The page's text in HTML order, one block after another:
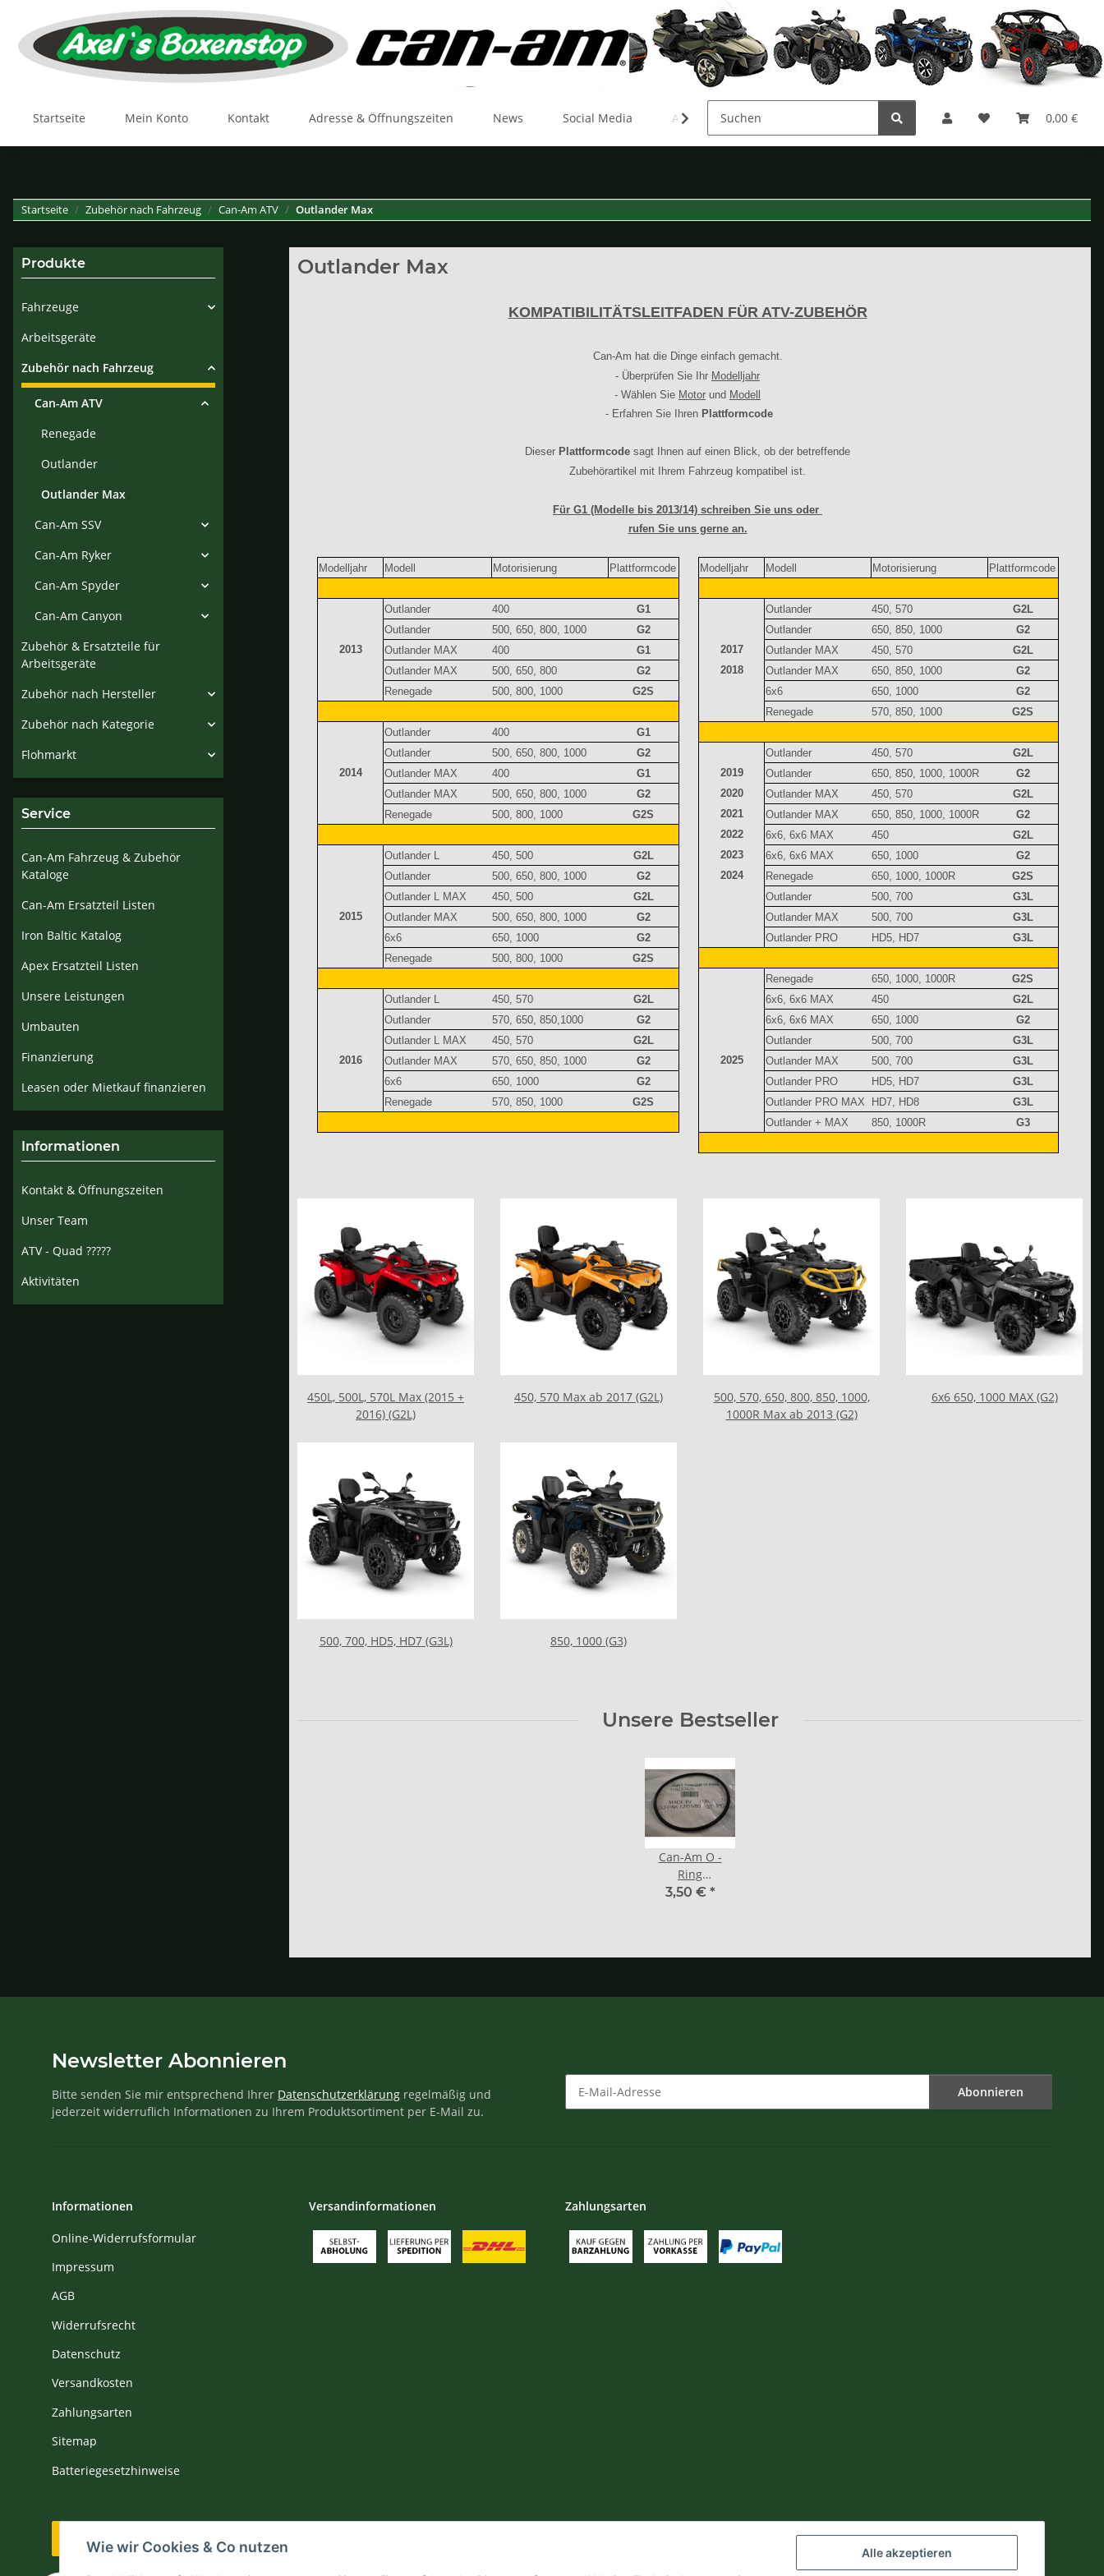
Alle akzeptieren
Wie wir Cookies & Co nutzen
0,00 €
Startseite Mein Konto Kontakt Adresse & Öffnungszeiten News Social Media Aktionen
Startseite Zubehör nach Fahrzeug Can-Am ATV Outlander Max
Outlander Max
KOMPATIBILITÄTSLEITFADEN FÜR ATV-ZUBEHÖR
Can-Am hat die Dinge einfach gemacht.
- Überprüfen Sie Ihr Modelljahr
- Wählen Sie Motor und Modell
- Erfahren Sie Ihren Plattformcode
Dieser Plattformcode sagt Ihnen auf einen Blick, ob der betreffende
Zubehörartikel mit Ihrem Fahrzeug kompatibel ist.
Für G1 (Modelle bis 2013/14) schreiben Sie uns oder
rufen Sie uns gerne an.
Modelljahr Modell Motorisierung Plattformcode Modelljahr Modell Motorisierung Plattformcode
Outlander 400 G1 Outlander 450, 570
G2L
Outlander
500, 650, 800, 1000 G2 Outlander 650, 850, 1000
G2
2013
Outlander MAX 400 G1 2017 Outlander MAX 450, 570
G2L
Outlander MAX
500, 650, 800 G2 2018 Outlander MAX 650, 850, 1000
G2
Renegade
500, 800, 1000 G2S 6x6 650, 1000
G2
Renegade
570, 850, 1000
G2S
Outlander
400
G1
Outlander
500, 650, 800, 1000 G2 Outlander 450, 570
G2L
2014
Outlander MAX 400 G1 2019 Outlander 650, 850, 1000, 1000R
G2
Outlander MAX
500, 650, 800, 1000 G2 2020 Outlander MAX 450, 570
G2L
Renegade
500, 800, 1000 G2S 2021 Outlander MAX 650, 850, 1000, 1000R
G2
2022
6x6, 6x6 MAX 450
G2L
Outlander L
450, 500 G2L 2023 6x6, 6x6 MAX 650, 1000
G2
Outlander
500, 650, 800, 1000 G2 2024 Renegade 650, 1000, 1000R
G2S
Outlander L MAX
450, 500 G2L Outlander 500, 700
G3L
2015
Outlander MAX 500, 650, 800, 1000 G2 Outlander MAX 500, 700
G3L
6x6
650, 1000 G2 Outlander PRO HD5, HD7
G3L
Renegade
500, 800, 1000
G2S
Renegade
650, 1000, 1000R
G2S
Outlander L
450, 570 G2L 6x6, 6x6 MAX 450
G2L
Outlander
570, 650, 850,1000 G2 6x6, 6x6 MAX 650, 1000
G2
Outlander L MAX
450, 570 G2L Outlander 500, 700
G3L
2016
Outlander MAX 570, 650, 850, 1000 G2 2025 Outlander MAX 500, 700
G3L
6x6
650, 1000 G2 Outlander PRO HD5, HD7
G3L
Renegade
570, 850, 1000 G2S Outlander PRO MAX HD7, HD8
G3L
Outlander + MAX
850, 1000R G3
450L, 500L, 570L Max (2015 +
2016) (G2L)
450, 570 Max ab 2017 (G2L)
500, 570, 650, 800, 850, 1000,
1000R Max ab 2013 (G2)
6x6 650, 1000 MAX (G2)
500, 700, HD5, HD7 (G3L) 850, 1000 (G3)
Unsere Bestseller
Can-Am O -
Ring
Ölfilterdeckel
3,50 € *
Produkte
Fahrzeuge
Arbeitsgeräte
Zubehör nach Fahrzeug
Can-Am ATV
Renegade
Outlander
Outlander Max
Can-Am SSV
Can-Am Ryker
Can-Am Spyder
Can-Am Canyon
Zubehör & Ersatzteile für
Arbeitsgeräte
Zubehör nach Hersteller
Zubehör nach Kategorie
Flohmarkt
Service
Can-Am Fahrzeug & Zubehör
Kataloge
Can-Am Ersatzteil Listen
Iron Baltic Katalog
Apex Ersatzteil Listen
Unsere Leistungen
Umbauten
Finanzierung
Leasen oder Mietkauf finanzieren
Informationen
Kontakt & Öffnungszeiten
Unser Team
ATV - Quad ?????
Aktivitäten
Newsletter Abonnieren
Bitte senden Sie mir entsprechend Ihrer Datenschutzerklärung regelmäßig und
jederzeit widerruflich Informationen zu Ihrem Produktsortiment per E-Mail zu.
Abonnieren
Informationen
Online-Widerrufsformular
Impressum
AGB
Widerrufsrecht
Datenschutz
Versandkosten
Zahlungsarten
Sitemap
Batteriegesetzhinweise
Versandinformationen Zahlungsarten
Vertrag widerrufen